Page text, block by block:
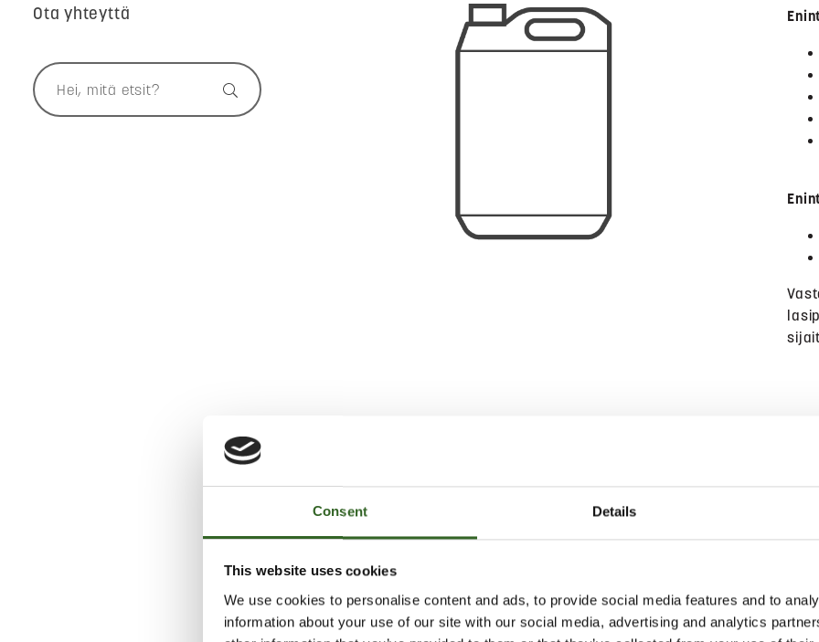
Consent Details
This website uses cookies
We use cookies to personalise content and ads, to provide social media features and to
information about your use of our site with our social media, advertising and analytics
Ota yhteyttä
MAKSULLINEN JÄTE
Sekajäte
Suurikokoinen sekajäte